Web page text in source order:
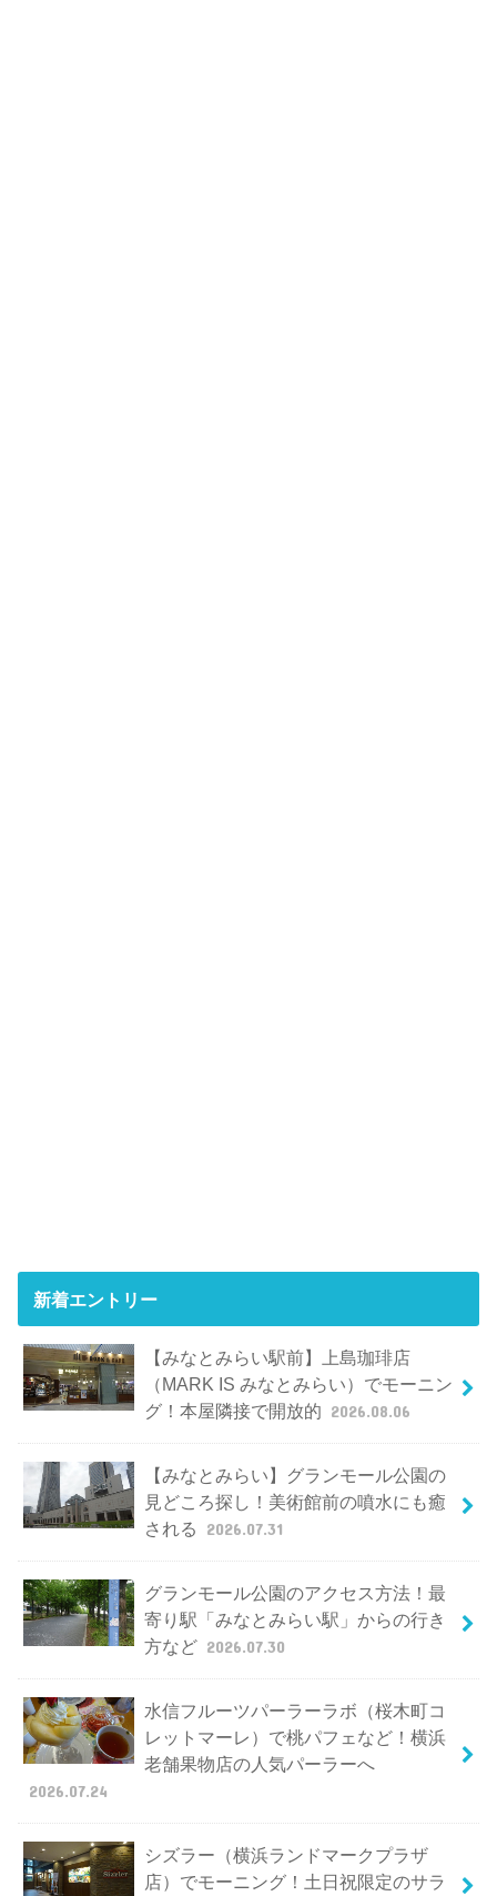
新着エントリー
【みなとみらい駅前】上島珈琲店
（MARK IS みなとみらい）でモーニン
グ！本屋隣接で開放的 2026.08.06
【みなとみらい】グランモール公園の
見どころ探し！美術館前の噴水にも癒
される
2026.07.31
グランモール公園のアクセス方法！最
寄り駅「みなとみらい駅」からの行き
方など 2026.07.30
水信フルーツパーラーラボ（桜木町コ
レットマーレ）で桃パフェなど！横浜
老舗果物店の人気パーラーへ
2026.07.24
シズラー（横浜ランドマークプラザ
店）でモーニング！土日祝限定のサラ